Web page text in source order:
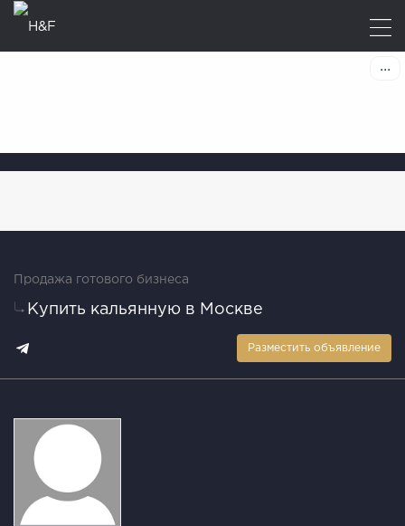
Продажа готового бизнеса
Купить кальянную в Москве
Разместить объявление